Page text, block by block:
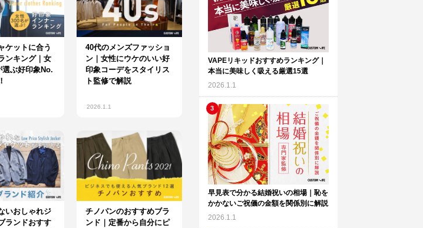
ケットに合う
ンキング｜女
選ぶ好印象No.
40代のメンズファッショ
ン｜女性にウケのいい好
印象コーデをスタイリス
ト監修で解説
2026.1.1
いおしゃれジ
ランドおすす
チノパンのおすすめブラ
ンド｜定番から自分にピ
VAPEリキッドおすすめランキング｜
本当に美味しく吸える厳選15選
2026.1.1
早見表で分かる結婚祝いの相場｜恥を
かかないご祝儀の金額を関係別に解説
2026.1.1